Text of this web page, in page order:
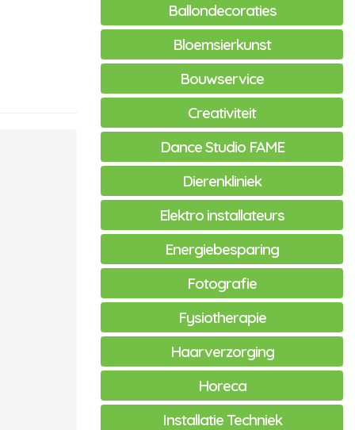
Ballondecoraties
Bloemsierkunst
Bouwservice
Creativiteit
Dance Studio FAME
Dierenkliniek
Elektro installateurs
Energiebesparing
Fotografie
Fysiotherapie
Haarverzorging
Horeca
Installatie Techniek